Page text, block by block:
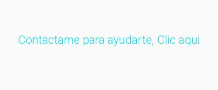
Contactame para ayudarte, Clic aqui